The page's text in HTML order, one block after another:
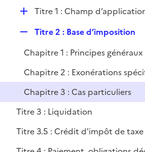
p
e
D
l
i
e
r
Titre 1 : Champ
p
l
i
e
r
Titre 2 : Base d’imposition
Chapitre 1 : Principes généraux
Chapitre 2 : Exonérations
Chapitre 3 : Cas particuliers
Titre 3 : Liquidation
Titre 3.5 : Crédit d'impôt de taxe